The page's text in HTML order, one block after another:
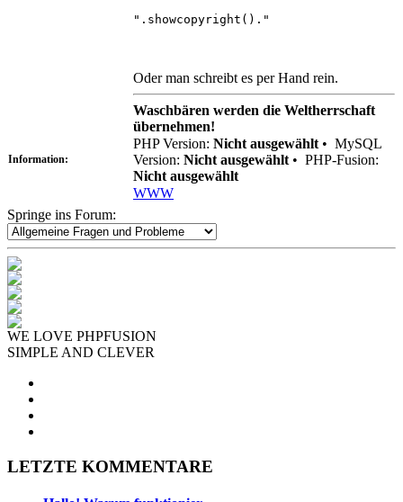
".showcopyright()."
Oder man schreibt es per Hand rein.
Waschbären werden die Weltherrschaft
übernehmen!
Information:
PHP Version: Nicht ausgewählt • MySQL
Version: Nicht ausgewählt • PHP-Fusion:
Nicht ausgewählt
WWW
Springe ins Forum:
WE LOVE PHPFUSION
SIMPLE AND CLEVER
LETZTE KOMMENTARE